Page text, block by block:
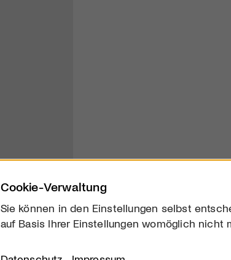
Über uns
Cookie-Verwaltung
Sie können in den Einstellungen selbst
auf Basis Ihrer Einstellungen womöglich nicht